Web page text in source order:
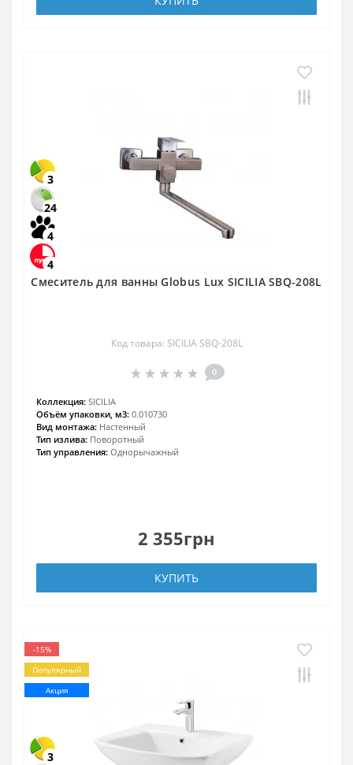
3
24
4
4
Смеситель для ванны Globus Lux SICILIA SBQ-208L
Код товара: SICILIA SBQ-208L
0
Коллекция: SICILIA
Объём упаковки, м3: 0.010730
Вид монтажа: Настенный
Тип излива: Поворотный
Тип управления: Однорычажный
2 355грн
КУПИТЬ
-15%
Популярный
Акция
3